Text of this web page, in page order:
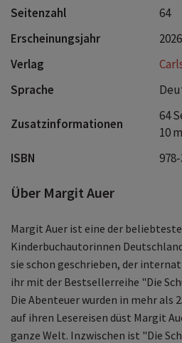
Seitenzahl
64
Erscheinungsjahr
2026
Verlag
Sprache
Zusatzinformationen
64
10
ISBN
Über Margit Auer
Margit Auer ist eine der
Kinderbuchautorinnen
sie schon geschrieben, der
ihr mit der Bestsellerreihe "Die
Die Abenteuer wurden in mehr als
auf ihren Lesereisen düst Margit
ganze Welt. Inzwischen ist "Die